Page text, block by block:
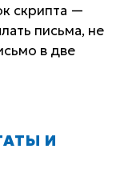
скрипта —
письма, не
в две
И